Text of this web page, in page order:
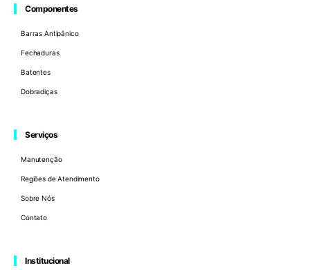
Componentes
Barras Antipânico
Fechaduras
Batentes
Dobradiças
Serviços
Manutenção
Regiões de Atendimento
Sobre Nós
Contato
Institucional